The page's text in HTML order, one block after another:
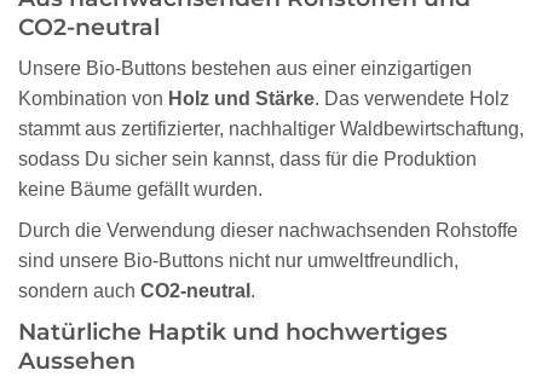
CO2-neutral
Unsere Bio-Buttons bestehen aus einer einzigartigen
Kombination von Holz und Stärke. Das verwendete Holz
stammt aus zertifizierter, nachhaltiger Waldbewirtschaftung,
sodass Du sicher sein kannst, dass für die Produktion
keine Bäume gefällt wurden.
Durch die Verwendung dieser nachwachsenden Rohstoffe
sind unsere Bio-Buttons nicht nur umweltfreundlich,
sondern auch CO2-neutral .
Natürliche Haptik und hochwertiges
Aussehen